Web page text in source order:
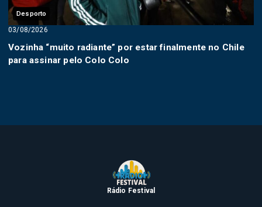
Desporto
03/08/2026
Vozinha “muito radiante” por estar finalmente no Chile
para assinar pelo Colo Colo
Rádio Festival